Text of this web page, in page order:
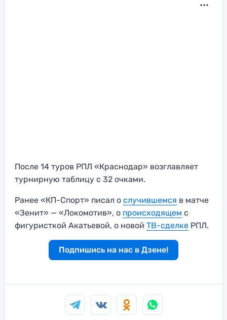
После 14 туров РПЛ «Краснодар» возглавляет
турнирную таблицу с 32 очками.
Ранее «КП-Спорт» писал о случившемся в матче
«Зенит» — «Локомотив», о происходящем с
фигуристкой Акатьевой, о новой ТВ-сделке РПЛ.
Подпишись на нас в Дзене!